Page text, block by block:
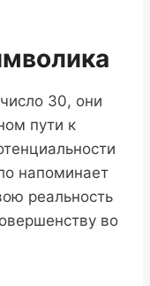
30, они
пути к
напоминает
реальность
во